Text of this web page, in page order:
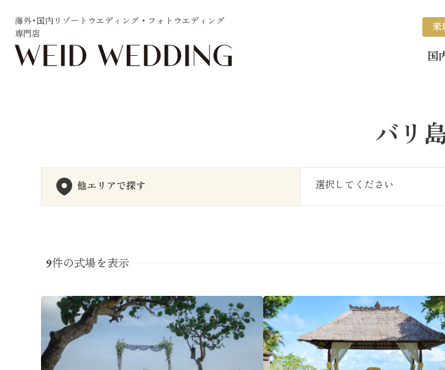
海外･国内リゾートウエディング・フォトウエディング
専門店
国
来
バリ
他エリアで探す 選択してください
9件の式場を表示